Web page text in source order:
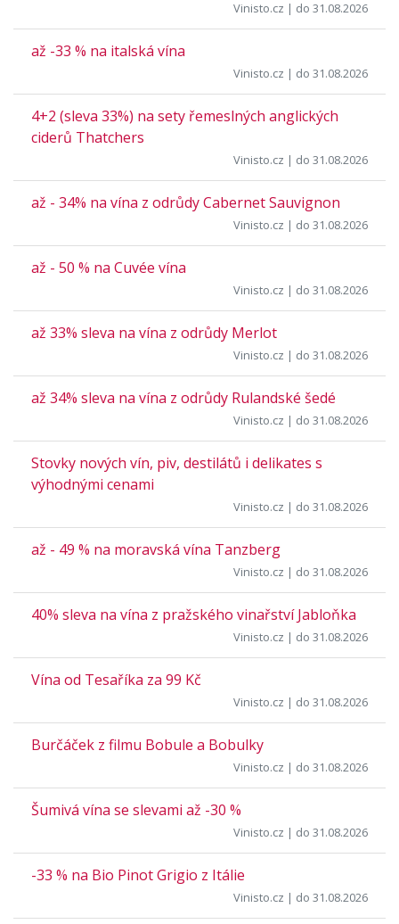
Vinisto.cz | do 31.08.2026
až -33 % na italská vína
Vinisto.cz | do 31.08.2026
4+2 (sleva 33%) na sety řemeslných anglických
ciderů Thatchers
Vinisto.cz | do 31.08.2026
až - 34% na vína z odrůdy Cabernet Sauvignon
Vinisto.cz | do 31.08.2026
až - 50 % na Cuvée vína
Vinisto.cz | do 31.08.2026
až 33% sleva na vína z odrůdy Merlot
Vinisto.cz | do 31.08.2026
až 34% sleva na vína z odrůdy Rulandské šedé
Vinisto.cz | do 31.08.2026
Stovky nových vín, piv, destilátů i delikates s
výhodnými cenami
Vinisto.cz | do 31.08.2026
až - 49 % na moravská vína Tanzberg
Vinisto.cz | do 31.08.2026
40% sleva na vína z pražského vinařství Jabloňka
Vinisto.cz | do 31.08.2026
Vína od Tesaříka za 99 Kč
Vinisto.cz | do 31.08.2026
Burčáček z filmu Bobule a Bobulky
Vinisto.cz | do 31.08.2026
Šumivá vína se slevami až -30 %
Vinisto.cz | do 31.08.2026
-33 % na Bio Pinot Grigio z Itálie
Vinisto.cz | do 31.08.2026